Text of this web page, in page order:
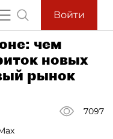
Войти
чем
новых
рынок
7097